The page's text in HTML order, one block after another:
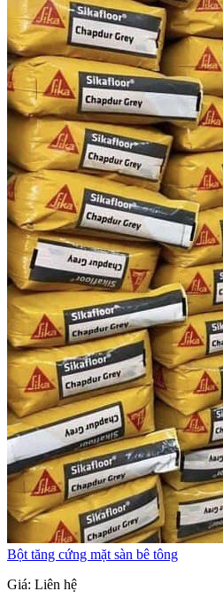
Bột tăng cứng mặt sàn bê tông
Giá: Liên hệ